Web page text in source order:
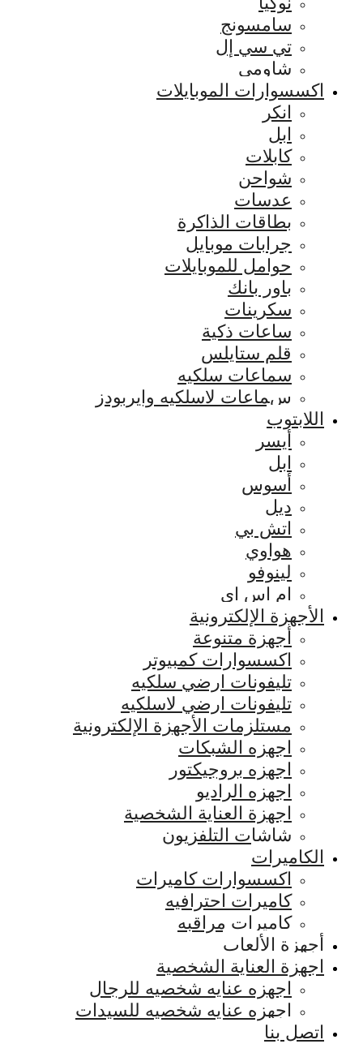
سامسونج
تي سي إل
شاومي
اكسسوارات الموبايلات
انكر
ابل
كابلات
شواحن
عدسات
بطاقات الذاكرة
جرابات موبايل
حوامل للموبايلات
باور بانك
سكرينات
ساعات ذكية
قلم ستايلس
سماعات سلكيه
سماعات لاسلكيه وايربودز
اللابتوب
أيسر
ابل
أسوس
ديل
اتش بي
هواوي
لينوفو
ام اس اي
الأجهزة الإلكترونية
أجهزة متنوعة
اكسسوارات كمبيوتر
تليفونات ارضي سلكيه
تليفونات ارضي لاسلكيه
مستلزمات الأجهزة الإلكترونية
اجهزه الشبكات
اجهزه بروجيكتور
اجهزه الراديو
اجهزة العناية الشخصية
شاشات التلفزيون
الكاميرات
اكسسوارات كاميرات
كاميرات احترافيه
كاميرات مراقبه
أجهزة الألعاب
اجهزة العناية الشخصية
اجهزه عنايه شخصيه للرجال
اجهزه عنايه شخصيه للسيدات
اتصل بنا